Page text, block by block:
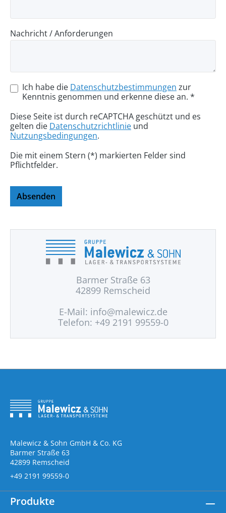
Nachricht / Anforderungen
Ich habe die Datenschutzbestimmungen zur
Kenntnis genommen und erkenne diese an. *
Diese Seite ist durch reCAPTCHA geschützt und es
gelten die Datenschutzrichtlinie und
Nutzungsbedingungen.
Die mit einem Stern (*) markierten Felder sind
Pflichtfelder.
Absenden
Barmer Straße 63
42899 Remscheid
E-Mail: info@malewicz.de
Telefon: +49 2191 99559-0
Malewicz & Sohn GmbH & Co. KG
Barmer Straße 63
42899 Remscheid
+49 2191 99559-0
Produkte